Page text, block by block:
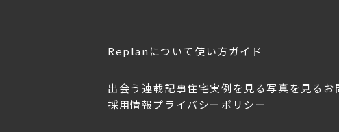
Replanについて使い方ガイド
出会う 連載記事住宅実例を見る写真を見る お
採用情報プライバシーポリシー